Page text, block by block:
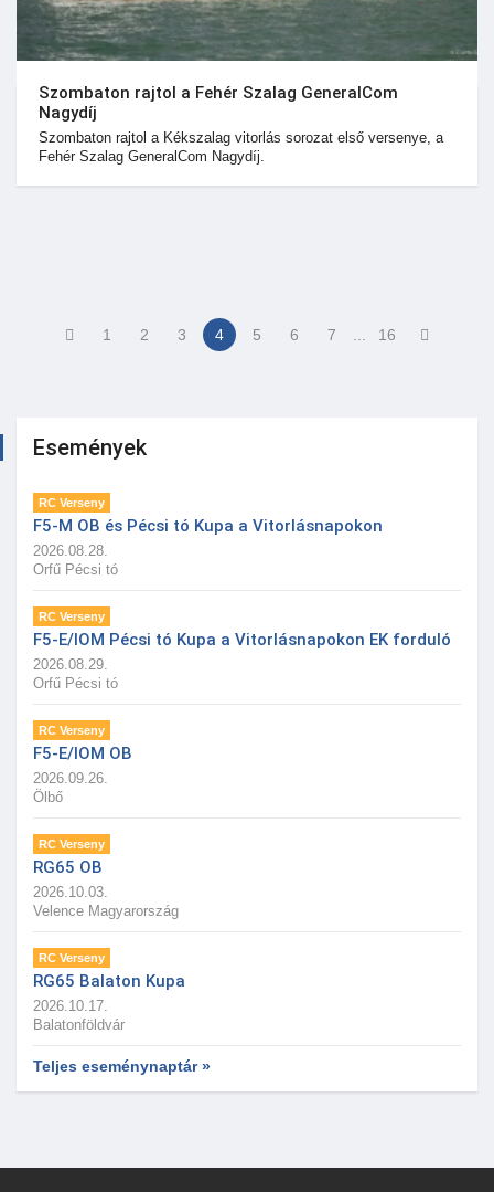
Szombaton rajtol a Fehér Szalag GeneralCom
Nagydíj
Szombaton rajtol a Kékszalag vitorlás sorozat első versenye, a
Fehér Szalag GeneralCom Nagydíj.
1 2 3 4 5 6 7 16
Események
RC Verseny
F5-M OB és Pécsi tó Kupa a Vitorlásnapokon
2026.08.28.
Orfű Pécsi tó
RC Verseny
F5-E/IOM Pécsi tó Kupa a Vitorlásnapokon EK forduló
2026.08.29.
Orfű Pécsi tó
RC Verseny
F5-E/IOM OB
2026.09.26.
Ölbő
RC Verseny
RG65 OB
2026.10.03.
Velence Magyarország
RC Verseny
RG65 Balaton Kupa
2026.10.17.
Balatonföldvár
Teljes eseménynaptár »